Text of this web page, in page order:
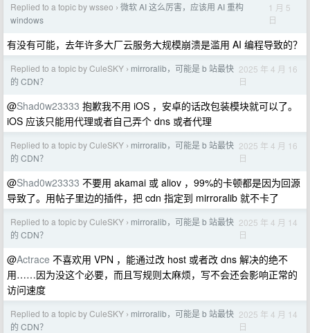
Replied to a topic by wsseo › 微软 AI 这么厉害，应该用 AI 重构
windows
1 月 5
日
有没有可能，去年许多大厂云服务大规模崩溃是滥用 AI 编程导致的？
Replied to a topic by CuleSKY › mirroralib，可能是 b 站最快
的 CDN？
2025 年 4 月 16
日
@Shad0w23333 抱歉我不用 iOS ，安卓的话改包装模块就可以了。
iOS 应该只能用代理或者自己弄个 dns 或者代理
Replied to a topic by CuleSKY › mirroralib，可能是 b 站最快
的 CDN？
2025 年 4 月 16
日
@Shad0w23333 不要用 akamai 或 aliov ，99%的卡顿都是因为回源
导致了。用帖子里边的插件，把 cdn 指定到 mirroralib 就不卡了
Replied to a topic by CuleSKY › mirroralib，可能是 b 站最快
的 CDN？
2025 年 4 月 14
日
@Actrace 不喜欢用 VPN ，能通过改 host 或者改 dns 解决的绝不
用……因为没这个必要，而且写规则太麻烦，写不会还会影响正常的
访问速度
Replied to a topic by CuleSKY › mirroralib，可能是 b 站最快
的 CDN？
2025 年 4 月 14
日